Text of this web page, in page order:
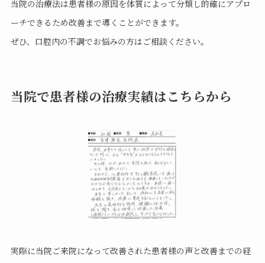
当院の治療法は患者様の原因を体質によって分類し的確にアプロ
ーチできるため改善まで導くことができます。
ぜひ、口腔内の不調でお悩みの方はご相談ください。
当院で患者様の治療実績はこちらから
実際に当院ご来院になって改善された患者様の声と改善までの経